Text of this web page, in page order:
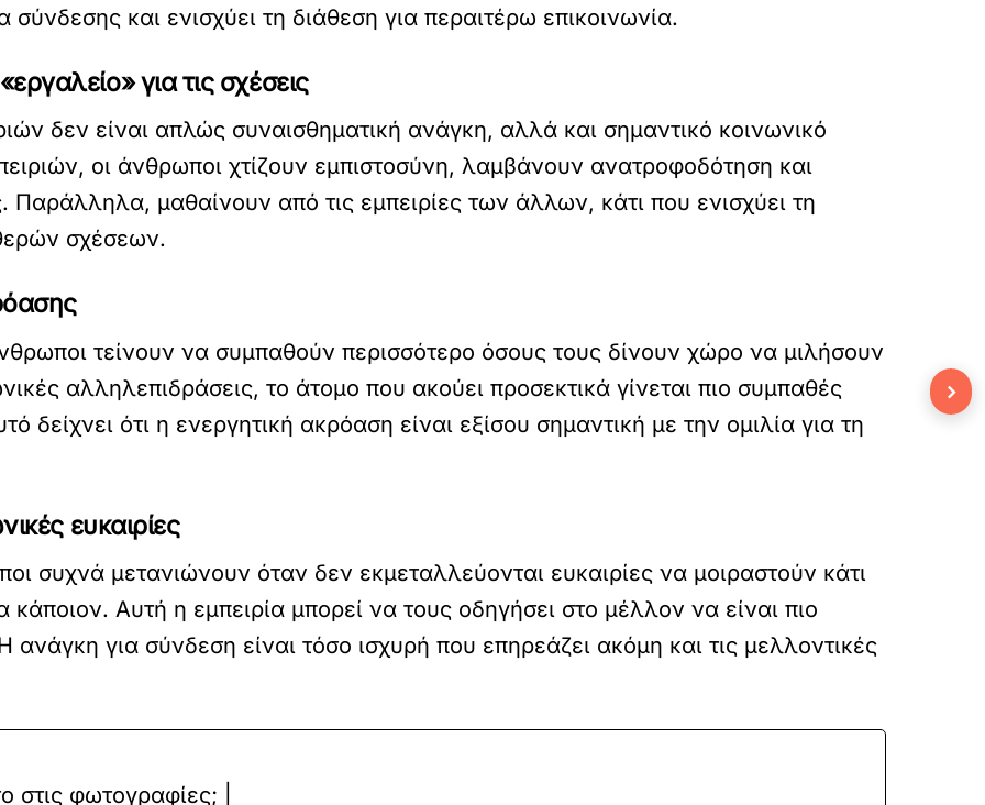
και ενισχύει τη διάθεση για περαιτέρω επικοινωνία.
για τις σχέσεις
δεν είναι απλώς συναισθηματική ανάγκη, αλλά και σημαντικό κοινωνικό
οι άνθρωποι χτίζουν εμπιστοσύνη, λαμβάνουν ανατροφοδότηση και
μαθαίνουν από τις εμπειρίες των άλλων, κάτι που ενισχύει τη
σχέσεων.
τείνουν να συμπαθούν περισσότερο όσους τους δίνουν χώρο να μιλήσουν
αλληλεπιδράσεις, το άτομο που ακούει προσεκτικά γίνεται πιο συμπαθές
δείχνει ότι η ενεργητική ακρόαση είναι εξίσου σημαντική με την ομιλία για τη
ευκαιρίες
συχνά μετανιώνουν όταν δεν εκμεταλλεύονται ευκαιρίες να μοιραστούν κάτι
Αυτή η εμπειρία μπορεί να τους οδηγήσει στο μέλλον να είναι πιο
ανάγκη για σύνδεση είναι τόσο ισχυρή που επηρεάζει ακόμη και τις μελλοντικές
στις φωτογραφίες; |
›